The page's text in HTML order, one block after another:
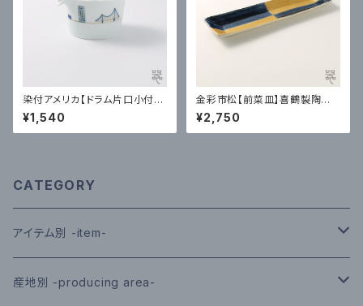
染付アメリカ【ドラム片口小付】
一峰窯｜有田
¥1,540
金彩市松【前菜皿】喜鶴製陶｜
有田
¥2,750
CATEGORY
アイテム別 -item-
皿／プレート｜plate
産地別 -producing area-